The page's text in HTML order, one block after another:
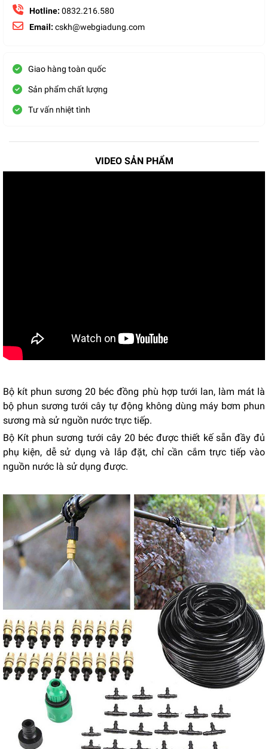
Hotline: 0832.216.580
Email: cskh@webgiadung.com
Giao hàng toàn quốc
Sản phẩm chất lượng
Tư vấn nhiệt tình
VIDEO SẢN PHẨM
Bộ kít phun sương 20 béc đồng phù hợp tưới lan, làm mát là
bộ phun sương tưới cây tự động không dùng máy bơm phun
sương mà sử nguồn nước trực tiếp.
Bộ Kít phun sương tưới cây 20 béc được thiết kế sẵn đầy đủ
phụ kiện, dễ sử dụng và lắp đặt, chỉ cần cắm trực tiếp vào
nguồn nước là sử dụng được.